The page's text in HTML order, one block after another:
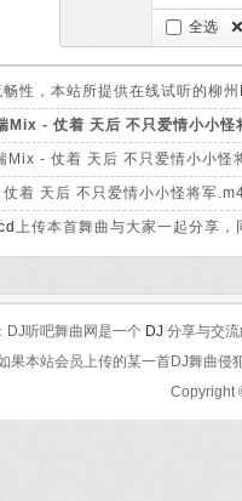
全选
畅性，本站所提供在线试听的柳
Mix - 仗着 天后 不只爱情小小怪
Mix - 仗着 天后 不只爱情小小
着 天后 不只爱情小小怪将军
上传本首舞曲与大家一起分享
DJ听吧舞曲网是一个 DJ 分享与交
果本站会员上传的某一首DJ舞曲侵
Copyright